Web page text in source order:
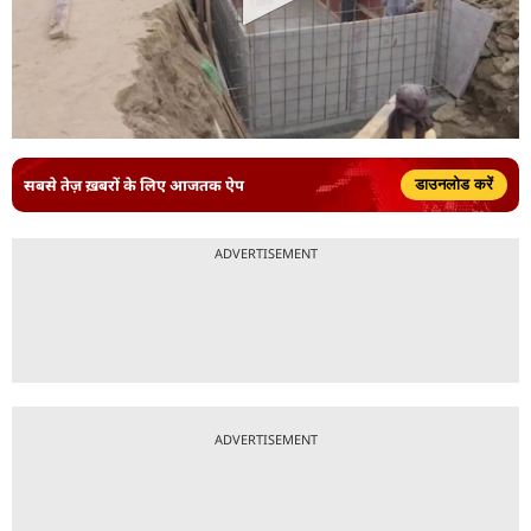
सबसे तेज़ ख़बरों के लिए आजतक ऐप डाउनलोड करें
ADVERTISEMENT
ADVERTISEMENT